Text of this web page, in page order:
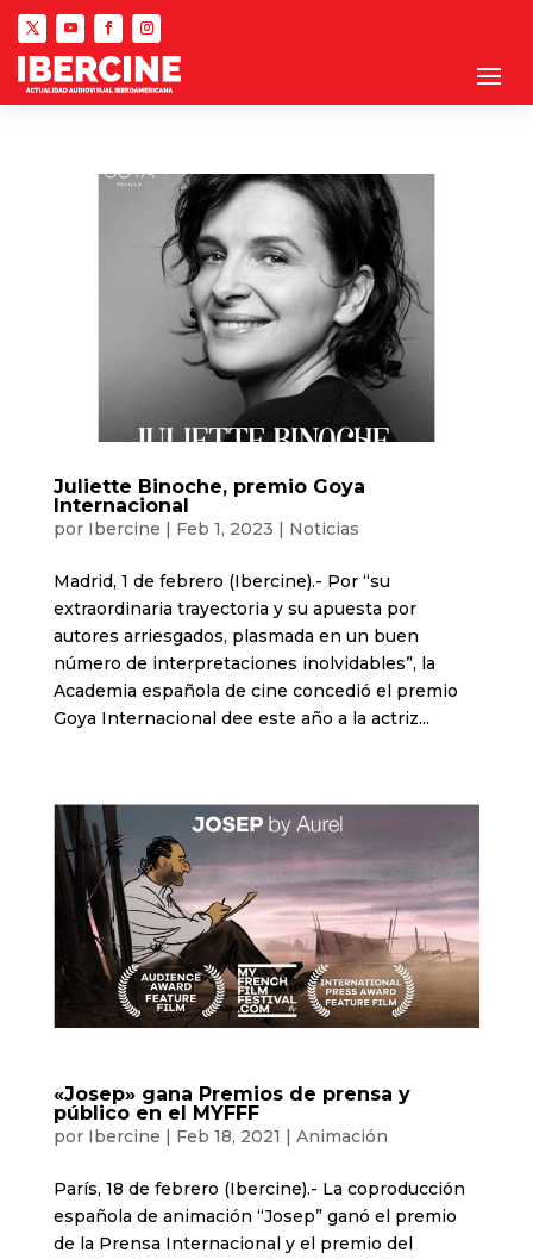
Juliette Binoche, premio Goya
Internacional
por Ibercine | Feb 1, 2023 | Noticias
Madrid, 1 de febrero (Ibercine).- Por “su
extraordinaria trayectoria y su apuesta por
autores arriesgados, plasmada en un buen
número de interpretaciones inolvidables”, la
Academia española de cine concedió el premio
Goya Internacional dee este año a la actriz...
«Josep» gana Premios de prensa y
público en el MYFFF
por Ibercine Feb 18, 2021 Animación
París, 18 de febrero (Ibercine).- La coproducción
española de animación “Josep” ganó el premio
de la Prensa Internacional y el premio del